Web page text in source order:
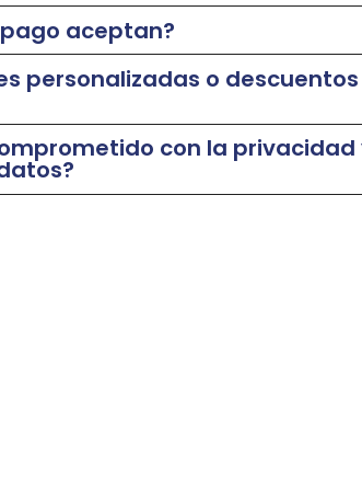
aceptan?
personalizadas o descuentos
con la privacidad